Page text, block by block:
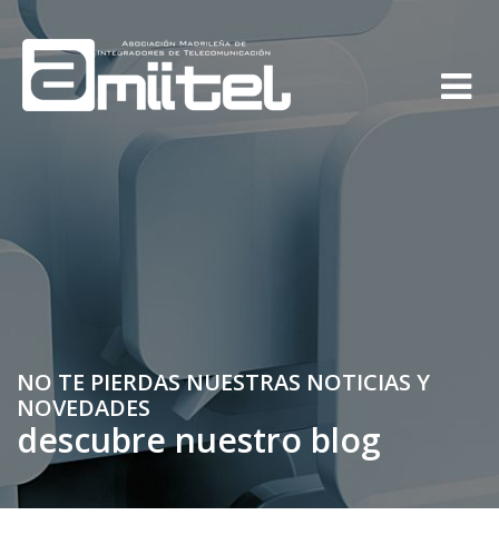
NO TE PIERDAS NUESTRAS NOTICIAS Y
NOVEDADES
descubre nuestro blog